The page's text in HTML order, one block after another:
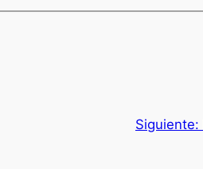
Siguiente: